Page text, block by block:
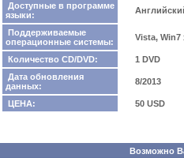
Доступные в программе
языки:
Поддерживаемые
операционные системы:
Vista, Win7
Количество CD/DVD:
1 DVD
Дата обновления
данных:
8/2013
ЦЕНА: 50 USD
Возможно